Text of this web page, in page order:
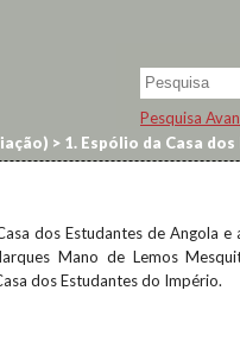
Pesquisa
> 1. Espólio da Casa
dos Estudantes de Angola e
Mano de Lemos
dos Estudantes do Império.